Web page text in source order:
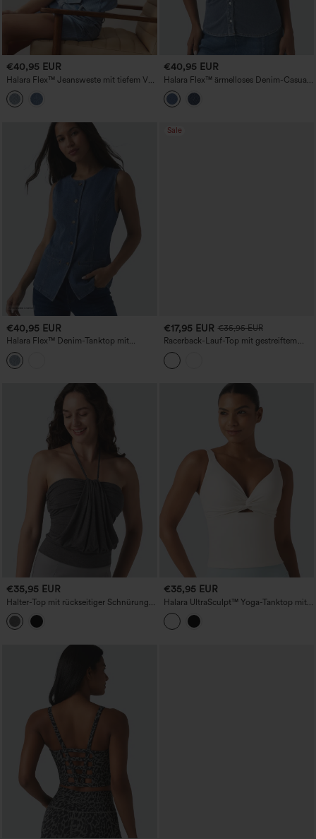
€40,95 EUR
Halara Flex™ Jeansweste mit tiefem V-
Ausschnitt, Knopfleiste und Streifen,
lässig
€40,95 EUR
Halara Flex™ ärmelloses Denim-Casual-
Shirt mit V-Ausschnitt
€40,95 EUR
Halara Flex™ Denim-Tanktop mit
Rundhalsausschnitt
Sale
€17,95 EUR €35,95 EUR
Racerback-Lauf-Top mit gestreiftem
Design, abgerundetem Saum und
schnelltrocknendem Material
€35,95 EUR
Halter-Top mit rückseitiger Schnürung
und integriertem BH – lässiges Tanktop
€35,95 EUR
Halara UltraSculpt™ Yoga-Tanktop mit
Push-up, vorgeformten Cups und
leichter Stütze